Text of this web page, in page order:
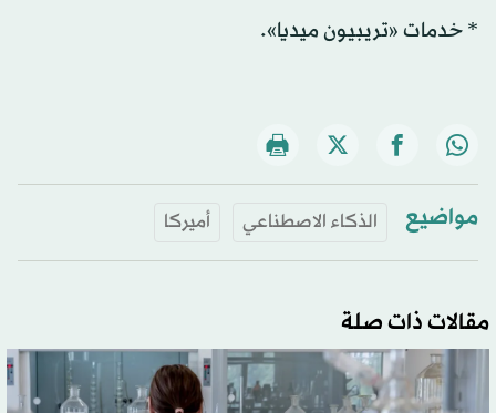
* خدمات «تريبيون ميديا».
مواضيع الذكاء الاصطناعي أميركا
مقالات ذات صلة